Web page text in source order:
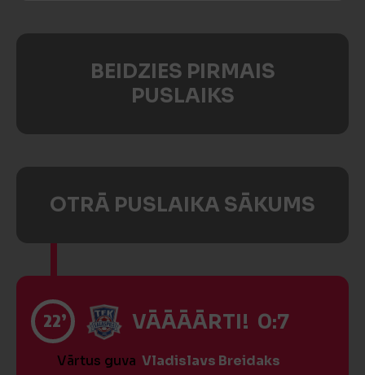
BEIDZIES PIRMAIS
PUSLAIKS
OTRĀ PUSLAIKA SĀKUMS
22’ VĀĀĀĀRTI! 0:7
Vārtus guva Vladislavs Breidaks